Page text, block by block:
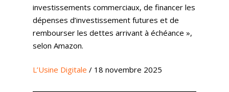
investissements commerciaux, de financer les
dépenses d’investissement futures et de
rembourser les dettes arrivant à échéance »,
selon Amazon.
L’Usine Digitale / 18 novembre 2025